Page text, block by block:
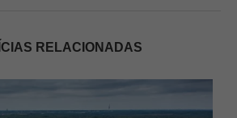
RELACIONADAS